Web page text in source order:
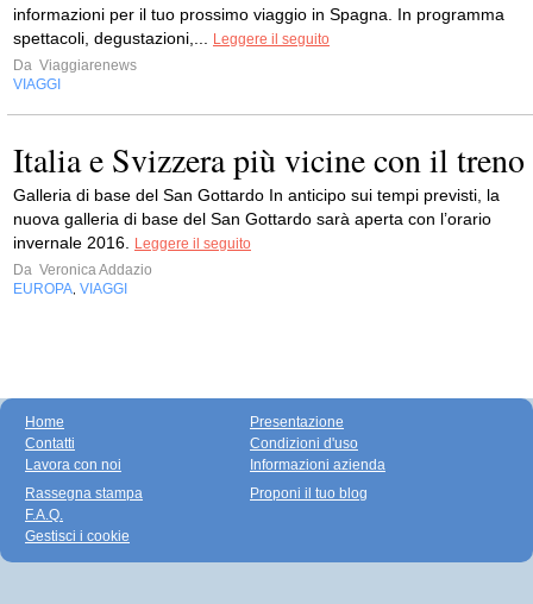
informazioni per il tuo prossimo viaggio in Spagna. In programma
spettacoli, degustazioni,...
Leggere il seguito
Da Viaggiarenews
VIAGGI
Italia e Svizzera più vicine con il treno
Galleria di base del San Gottardo In anticipo sui tempi previsti, la
nuova galleria di base del San Gottardo sarà aperta con l’orario
invernale 2016.
Leggere il seguito
Da Veronica Addazio
EUROPA VIAGGI
Home
Contatti
Lavora con noi
Presentazione
Condizioni d'uso
Informazioni azienda
Rassegna stampa
F.A.Q.
Gestisci i cookie
Proponi il tuo blog